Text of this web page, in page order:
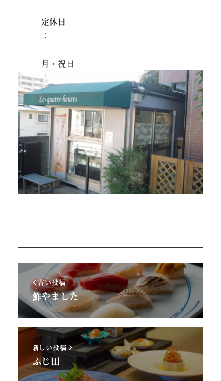
定休日
：
月・祝日
古い投稿
鮓やました
新しい投稿
ふじ田